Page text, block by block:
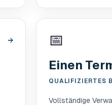
→ 📅
Einen
QUALIFIZIERTES
Vollständige